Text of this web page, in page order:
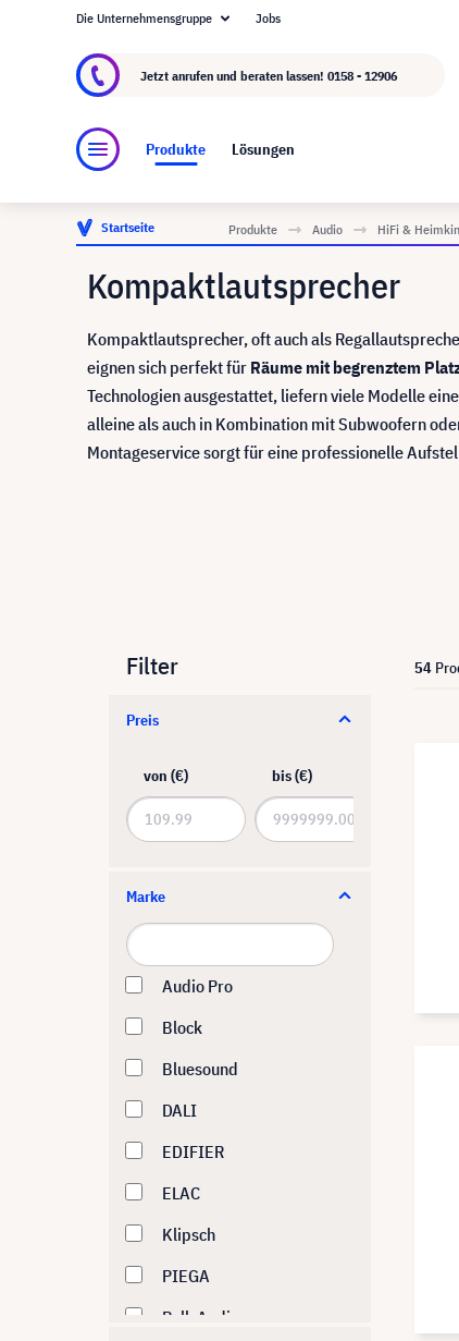
Über visunext.at
Die Unternehmensgruppe Jobs
Jetzt anrufen und beraten lassen! 0158 - 12906
Produkte Lösungen
Startseite Produkte Audio HiFi &
Kompaktlautsprecher
Kompaktlautsprecher, oft auch als
eignen sich perfekt für Räume mit begrenztem
Technologien ausgestattet, liefern viele Modelle
alleine als auch in Kombination mit Subwoofern
Montageservice sorgt für eine professionelle
Filter
Preis
von (€) bis (€)
Marke
Audio Pro
Block
Bluesound
DALI
EDIFIER
ELAC
Klipsch
PIEGA
Polk Audio
54